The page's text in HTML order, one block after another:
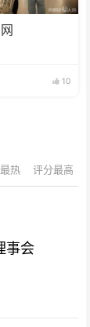
10
最热 评分最高
事会